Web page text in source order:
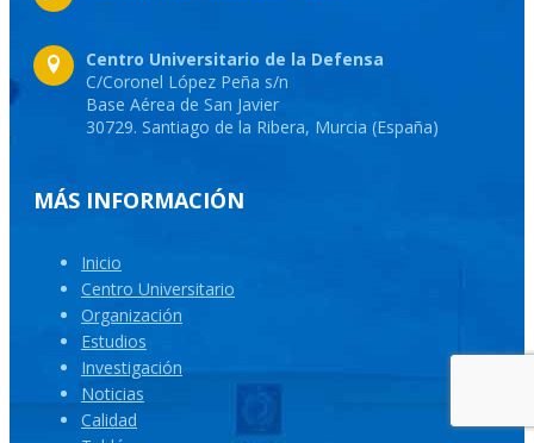
Centro Universitario de la Defensa
C/Coronel López Peña s/n
Base Aérea de San Javier
30729. Santiago de la Ribera, Murcia (España)
MÁS INFORMACIÓN
Inicio
Centro Universitario
Organización
Estudios
Investigación
Noticias
Calidad